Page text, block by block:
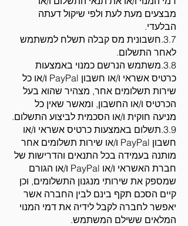
מבצעים מעת לעת ולפי שיקול דעתה
הבלעדי.
3.7.חשבונית מס קבלה תשלח למשתמש
לאחר התשלום.
3.8.משתמש הנרשם כמנוי באמצעות
כרטיס אשראי ו/או חשבון PayPal ו/או כל
שירות תשלומים אחר, מצהיר שהוא בעל
הכרטיס ו/או החשבון, ומאשר שאין כל
מניעה חוקית ו/או הסכמית לביצוע התשלום.
3.9.תשלום באמצעות כרטיס אשראי ו/או
חשבון PayPal ו/או שירות תשלומים אחר
מותנה בעמידה בכל התנאים והדרישות של
חברת האשראי ו/או PayPal ו/או הגורם
שמספק את שירותי מנגנון התשלומים, וכן
קיים הסכם תקף בינם לבין החברה אשר
יאפשר לחברה לקבל לידיה את דמי המנוי
המלאים ששילם המשתמש.